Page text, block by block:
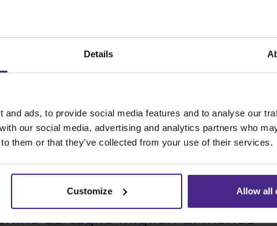
Details
and ads, to provide social media features and to analyse our
our social media, advertising and analytics partners who
them or that they’ve collected from your use of their services.
Customize Allow all
la testa di taglio mentre la striscia viene inclinata all’indietro e
da taglio migliori al mondo